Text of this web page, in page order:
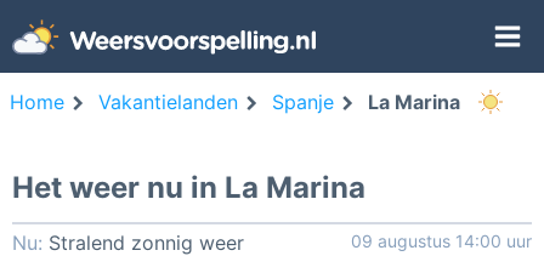
Home Vakantielanden Spanje La Marina
Het weer nu in La Marina
Nu: Stralend zonnig weer 09 augustus 14:00 uur